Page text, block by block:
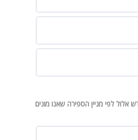
אלול לפי מניין הספירה שאנו מונים